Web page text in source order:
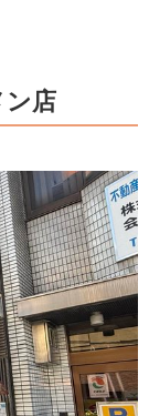
ン店